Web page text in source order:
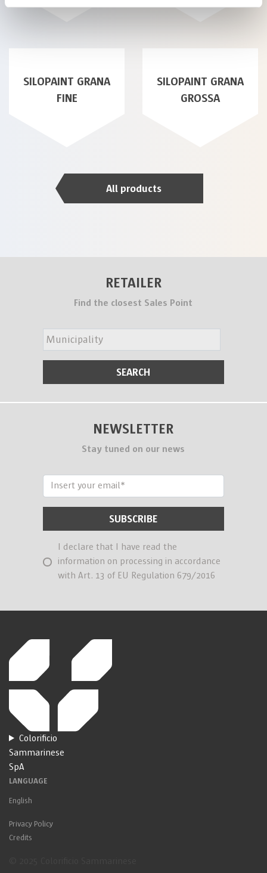
SILOPAINT GRANA
FINE
SILOPAINT GRANA
GROSSA
All products
RETAILER
Find the closest Sales Point
NEWSLETTER
Stay tuned on our news
I declare that I have read the
information on processing in accordance
with Art. 13 of EU Regulation 679/2016
Colorificio
Sammarinese
SpA
LANGUAGE
English
Privacy Policy
Credits